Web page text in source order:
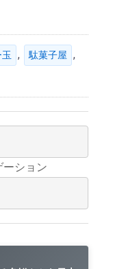
, 駄菓子屋 ,
ション